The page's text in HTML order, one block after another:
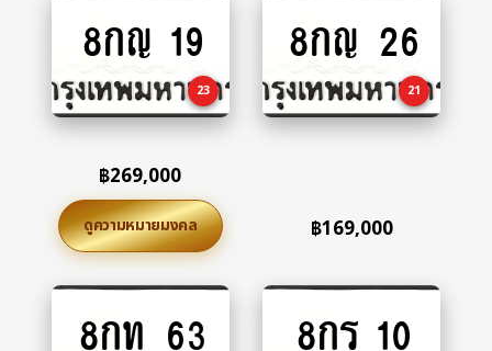
8กญ 19
23
฿269,000
ดูความหมายมงคล
to
8กญ 26
21
฿169,000
to
8กท 63 8กร 10